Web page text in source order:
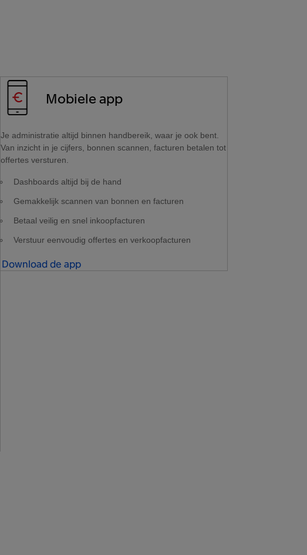
Mobiele app
Je administratie altijd binnen handbereik, waar je ook bent.
Van inzicht in je cijfers, bonnen scannen, facturen betalen tot
offertes versturen.
Dashboards altijd bij de hand
Gemakkelijk scannen van bonnen en facturen
Betaal veilig en snel inkoopfacturen
Verstuur eenvoudig offertes en verkoopfacturen
Download de app